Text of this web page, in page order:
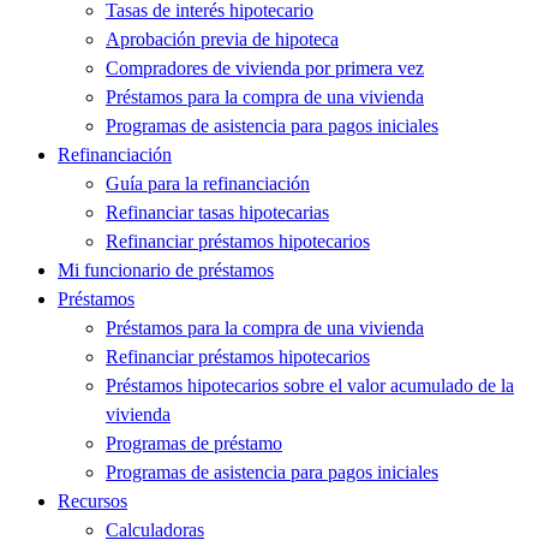
Tasas de interés hipotecario
Aprobación previa de hipoteca
Compradores de vivienda por primera vez
Préstamos para la compra de una vivienda
Programas de asistencia para pagos iniciales
Refinanciación
Guía para la refinanciación
Refinanciar tasas hipotecarias
Refinanciar préstamos hipotecarios
Mi funcionario de préstamos
Préstamos
Préstamos para la compra de una vivienda
Refinanciar préstamos hipotecarios
Préstamos hipotecarios sobre el valor acumulado de la
vivienda
Programas de préstamo
Programas de asistencia para pagos iniciales
Recursos
Calculadoras